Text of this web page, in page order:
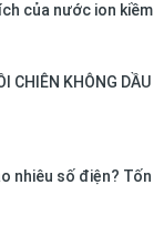
của nước ion kiềm
CHIÊN KHÔNG DẦU
nhiêu số điện? Tốn